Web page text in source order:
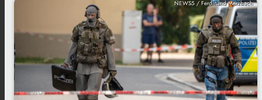
NEWS5 / Ferdinand Merzbach